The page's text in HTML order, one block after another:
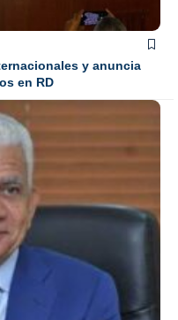
y anuncia
en RD